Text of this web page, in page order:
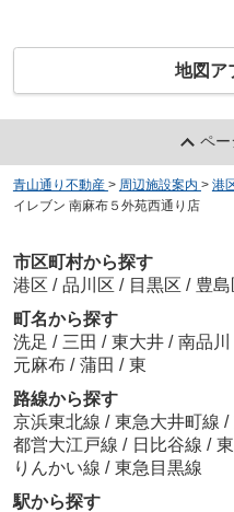
地図ア
ペ
青山通り不動産 > 周辺施設案内 > 港
イレブン 南麻布５外苑西通り店
市区町村から探す
港区 / 品川区 / 目黒区 / 豊島
町名から探す
洗足 / 三田 / 東大井 / 南品川
元麻布 / 蒲田 / 東
路線から探す
京浜東北線 / 東急大井町線 /
都営大江戸線 / 日比谷線 /
りんかい線 / 東急目黒線
駅から探す